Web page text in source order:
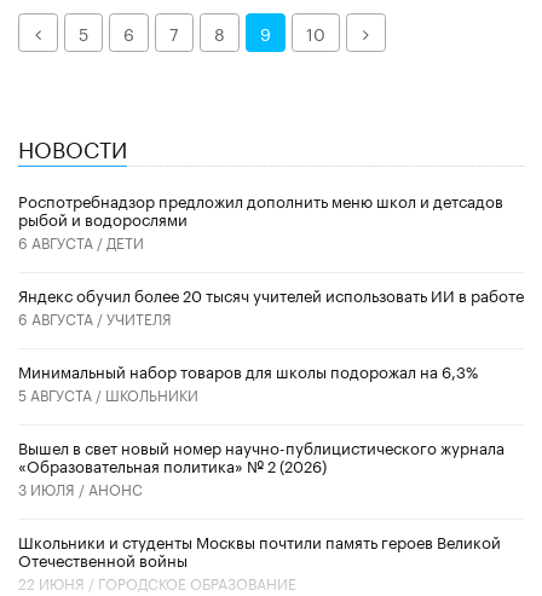
Назад
5 6 7 8 9 10 Далее
НОВОСТИ
Роспотребнадзор предложил дополнить меню школ и детсадов
рыбой и водорослями
6 АВГУСТА / ДЕТИ
​Яндекс обучил более 20 тысяч учителей использовать ИИ в работе
6 АВГУСТА /УЧИТЕЛЯ
Минимальный набор товаров для школы подорожал на 6,3%
5 АВГУСТА / ШКОЛЬНИКИ
Вышел в свет новый номер научно-публицистического журнала
«Образовательная политика» № 2 (2026)
3 ИЮЛЯ / АНОНС
Школьники и студенты Москвы почтили память героев Великой
Отечественной войны
22 ИЮНЯ / ГОРОДСКОЕ ОБРАЗОВАНИЕ